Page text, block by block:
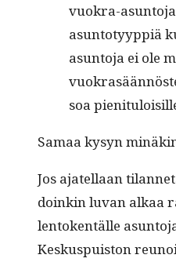
vuokra-
asun­to­tyyp­piä
asun­to­ja ei ole
soa
Samaa kysyn
Jos ajatel­laan
doinkin luvan alkaa
lento­ken­tälle
Keskus­puis­ton